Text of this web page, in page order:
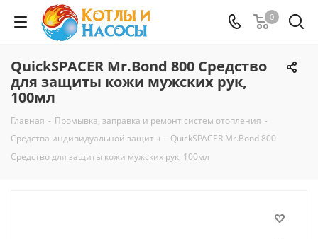
0
QuickSPACER Mr.Bond 800 Средство
для защиты кожи мужских рук,
100мл
Главная - Промывка, заправка и ремонт систем отопления -
Средства индивидуальной защиты - QuickSPACER Mr.Bond 800
Средство для защиты кожи мужских рук, 100мл